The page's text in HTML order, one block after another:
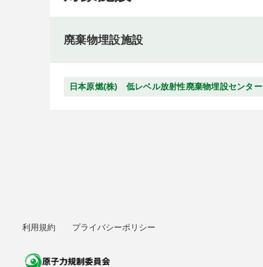
廃棄物埋設施設
日本原燃(株) 低レベル放射性廃棄物埋設センター
利用規約 プライバシーポリシー